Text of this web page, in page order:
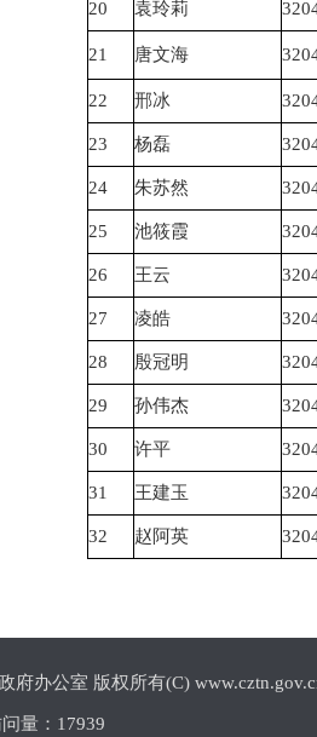
20 袁玲莉
21 唐文海
22 邢冰
23 杨磊
24 朱苏然
25 池筱霞
26 王云
27 凌皓
28 殷冠明
29 孙伟杰
30 许平
31 王建玉
32 赵阿英
府办公室 版权所有(C)
量： 17939